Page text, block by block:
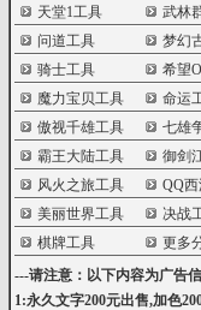
天堂1工具
问道工具
梦幻
骑士工具
希望
魔力宝贝工具
命运
傲视千雄工具
七雄
霸王大陆工具
御剑
风火之旅工具
QQ
美丽世界工具
决战
棋牌工具
更多
---请注意：以下内容为广告
1:永久文字200元出售,加色